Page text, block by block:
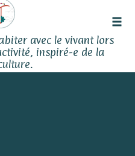
avec le vivant lors
inspiré-e de la